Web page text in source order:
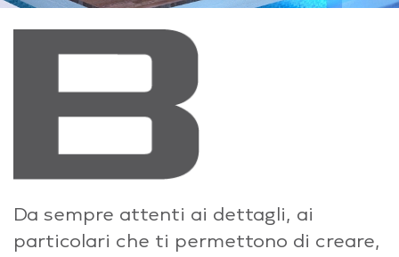
Da sempre attenti ai dettagli, ai
particolari che ti permettono di creare,